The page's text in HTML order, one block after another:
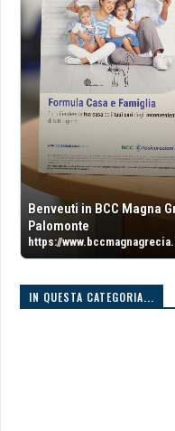
Benveuti in BCC Magna
Palomonte
https://
IN QUESTA CATEGORIA...